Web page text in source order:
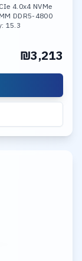
4.0x4 NVMe
DDR5-4800
15.3
₪3,213